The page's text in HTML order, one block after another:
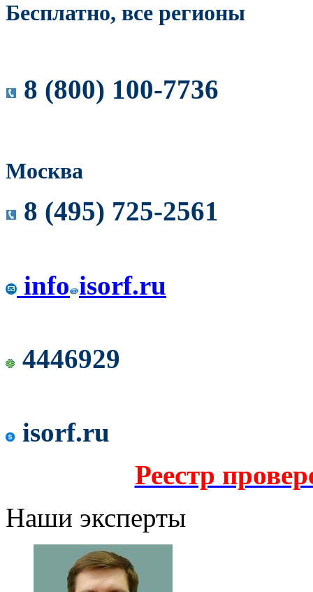
Бесплатно, все регионы
8 (800) 100-7736
Москва
8 (495) 725-2561
info isorf.ru
4446929
isorf.ru
Реестр
Наши эксперты